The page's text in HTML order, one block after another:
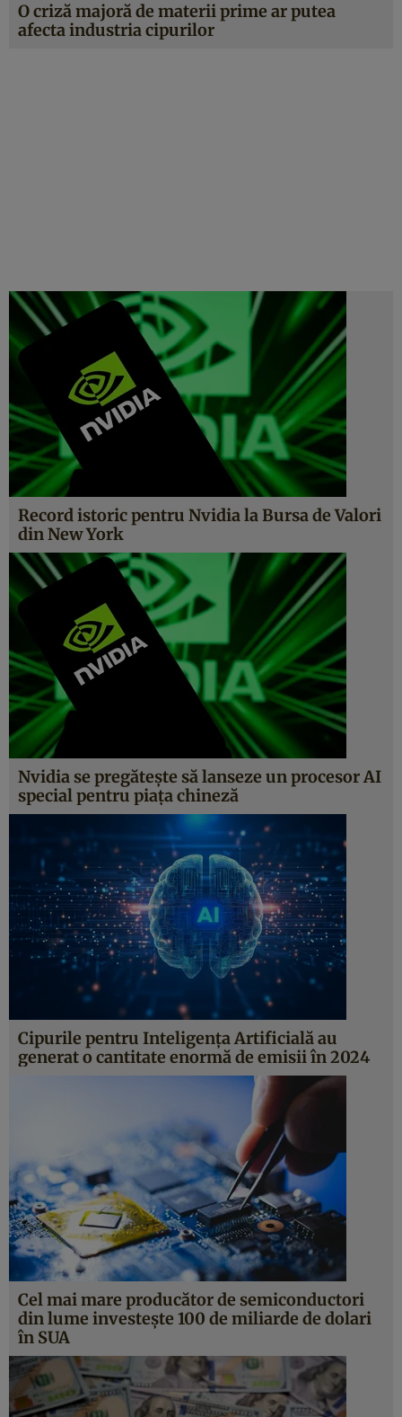
O criză majoră de materii prime ar putea
afecta industria cipurilor
Record istoric pentru Nvidia la Bursa de Valori
din New York
Nvidia se pregătește să lanseze un procesor AI
special pentru piața chineză
Cipurile pentru Inteligența Artificială au
generat o cantitate enormă de emisii în 2024
Cel mai mare producător de semiconductori
din lume investește 100 de miliarde de dolari
în SUA